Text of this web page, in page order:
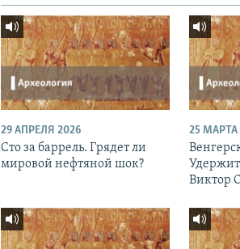
29 АПРЕЛЯ 2026
Сто за баррель. Грядет ли
мировой нефтяной шок?
25 МАРТА
Виктор